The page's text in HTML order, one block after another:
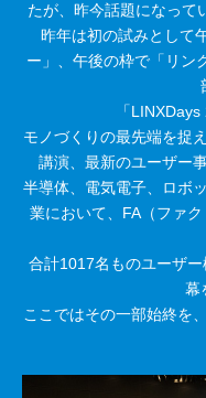
たが、昨今話題になって
昨年は初の試みとして
ー」、午後の枠で「リン
「
モノづくりの最先端を捉
講演、最新のユーザー
半導体、電気電子、ロボ
業において、FA（ファ
合計1017名ものユーザ
幕
ここではその一部始終を